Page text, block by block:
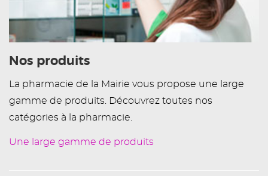
Nos produits
La pharmacie de la Mairie vous propose une large
gamme de produits. Découvrez toutes nos
catégories à la pharmacie.
Une large gamme de produits